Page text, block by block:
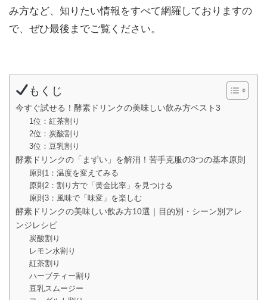
み方など、知りたい情報をすべて網羅しておりますの
で、ぜひ最後までご覧ください。
もくじ
今すぐ試せる！酵素ドリンクの美味しい飲み方ベスト3
1位：紅茶割り
2位：炭酸割り
3位：豆乳割り
酵素ドリンクの「まずい」を解消！苦手克服の3つの基本原則
原則1：温度を変えてみる
原則2：割り方で「黄金比率」を見つける
原則3：風味で「味変」を楽しむ
酵素ドリンクの美味しい飲み方10選｜目的別・シーン別アレ
ンジレシピ
炭酸割り
レモン水割り
紅茶割り
ハーブティー割り
豆乳スムージー